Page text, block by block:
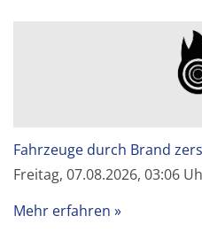
Fahrzeuge durch Brand
Freitag, 07.08.2026, 03:06
Mehr erfahren